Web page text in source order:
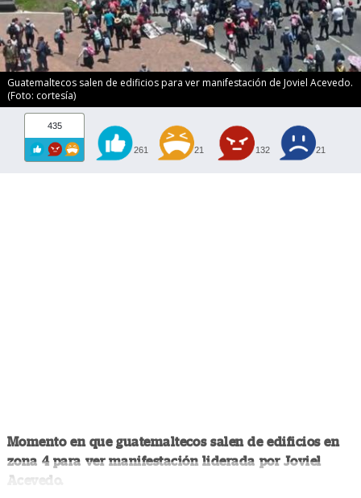
Guatemaltecos salen de edificios para ver manifestación de Joviel Acevedo.
(Foto: cortesía)
435
261 21 132 21
Momento en que guatemaltecos salen de edificios en
zona 4 para ver manifestación liderada por Joviel
Acevedo.